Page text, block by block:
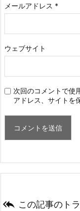
メールアドレス *
ウェブサイト
次回のコメントで使
アドレス、サイトを
 この記事のト